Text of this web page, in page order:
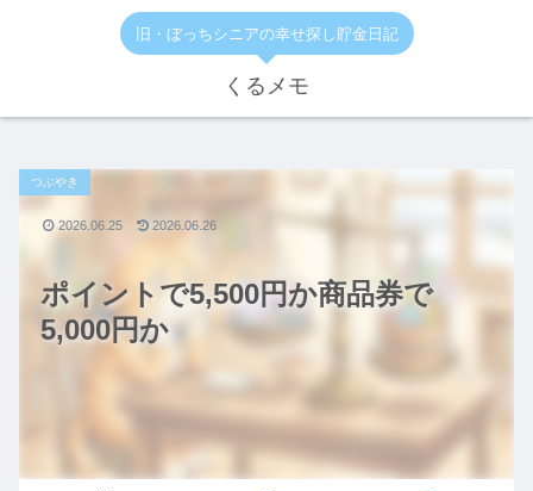
旧・ぼっちシニアの幸せ探し貯金日記
くるメモ
ポイントで5,500円か商品券で
5,000円か
つぶやき
2026.06.25 2026.06.26